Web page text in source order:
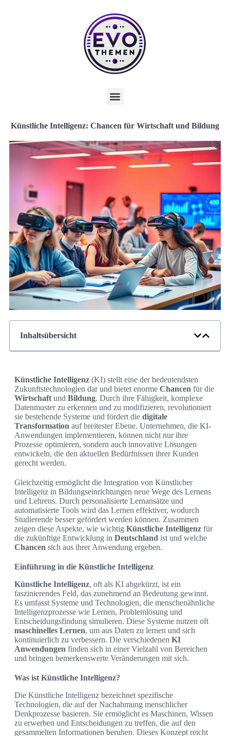
Künstliche Intelligenz: Chancen für Wirtschaft und Bildung
Inhaltsübersicht
Künstliche Intelligenz (KI) stellt eine der bedeutendsten
Zukunftstechnologien dar und bietet enorme Chancen für die
Wirtschaft und Bildung. Durch ihre Fähigkeit, komplexe
Datenmuster zu erkennen und zu modifizieren, revolutioniert
sie bestehende Systeme und fördert die digitale
Transformation auf breitester Ebene. Unternehmen, die KI-
Anwendungen implementieren, können nicht nur ihre
Prozesse optimieren, sondern auch innovative Lösungen
entwickeln, die den aktuellen Bedürfnissen ihrer Kunden
gerecht werden.
Gleichzeitig ermöglicht die Integration von Künstlicher
Intelligenz in Bildungseinrichtungen neue Wege des Lernens
und Lehrens. Durch personalisierte Lernansätze und
automatisierte Tools wird das Lernen effektiver, wodurch
Studierende besser gefördert werden können. Zusammen
zeigen diese Aspekte, wie wichtig Künstliche Intelligenz für
die zukünftige Entwicklung in Deutschland ist und welche
Chancen sich aus ihrer Anwendung ergeben.
Einführung in die Künstliche Intelligenz
Künstliche Intelligenz, oft als KI abgekürzt, ist ein
faszinierendes Feld, das zunehmend an Bedeutung gewinnt.
Es umfasst Systeme und Technologien, die menschenähnliche
Intelligenzprozesse wie Lernen, Problemlösung und
Entscheidungsfindung simulieren. Diese Systeme nutzen oft
maschinelles Lernen, um aus Daten zu lernen und sich
kontinuierlich zu verbessern. Die verschiedenen KI
Anwendungen finden sich in einer Vielzahl von Bereichen
und bringen bemerkenswerte Veränderungen mit sich.
Was ist Künstliche Intelligenz?
Die Künstliche Intelligenz bezeichnet spezifische
Technologien, die auf der Nachahmung menschlicher
Denkprozesse basieren. Sie ermöglicht es Maschinen, Wissen
zu erwerben und Entscheidungen zu treffen, die auf den
gesammelten Informationen beruhen. Dieses Konzept reicht